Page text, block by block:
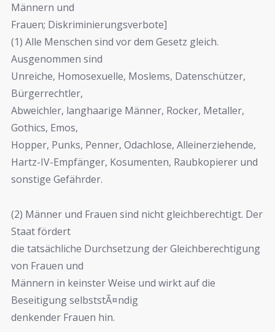
Männern und
Frauen; Diskriminierungsverbote]
(1) Alle Menschen sind vor dem Gesetz gleich.
Ausgenommen sind
Unreiche, Homosexuelle, Moslems, Datenschützer,
Bürgerrechtler,
Abweichler, langhaarige Männer, Rocker, Metaller,
Gothics, Emos,
Hopper, Punks, Penner, Odachlose, Alleinerziehende,
Hartz-IV-Empfänger, Kosumenten, Raubkopierer und
sonstige Gefährder.
(2) Männer und Frauen sind nicht gleichberechtigt. Der
Staat fördert
die tatsächliche Durchsetzung der Gleichberechtigung
von Frauen und
Männern in keinster Weise und wirkt auf die
Beseitigung selbststÃ¤ndig
denkender Frauen hin.